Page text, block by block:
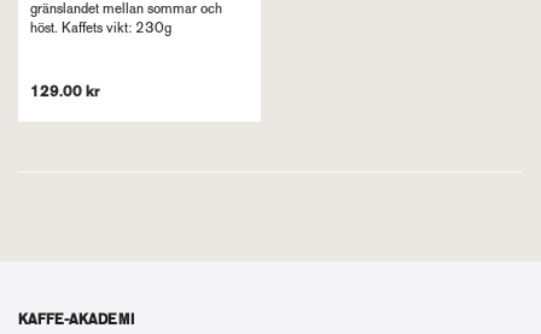
gränslandet mellan sommar och
höst. Kaffets vikt: 230g
129.00 kr
KAFFE-AKADEMI